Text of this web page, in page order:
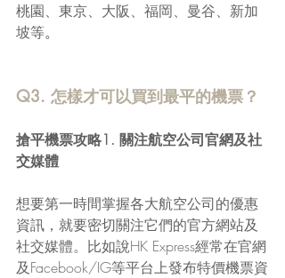
桃園、 東京、大阪、福岡、曼谷、新加
坡等。
Q3. 怎樣才可以買到最平的機票？
搶平機票攻略1. 關注航空公司官網及社
交媒體
想要第一時間掌握各大航空公司的優惠
資訊，就要密切關注它們的官方網站及
社交媒體。比如說HK Express經常在官網
及Facebook/IG等平台上發布特價機票資